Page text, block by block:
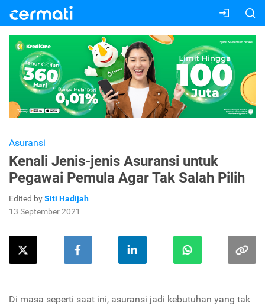
Asuransi
Kenali Jenis-jenis Asuransi untuk
Pegawai Pemula Agar Tak Salah Pilih
Edited bySiti Hadijah
13 September 2021
Di masa seperti saat ini, asuransi jadi kebutuhan yang tak